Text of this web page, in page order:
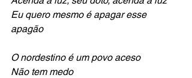
Eu quero mesmo é apagar esse
apagão
O nordestino é um povo aceso
Não tem medo